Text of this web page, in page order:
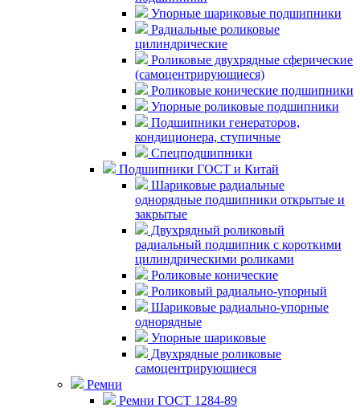
Упорные шариковые подшипники
Радиальные роликовые
цилиндрические
Роликовые двухрядные сферические
(самоцентрирующиеся)
Роликовые конические подшипники
Упорные роликовые подшипники
Подшипники генераторов,
кондиционера, ступичные
Спецподшипники
Подшипники ГОСТ и Китай
Шариковые радиальные
однорядные подшипники открытые и
закрытые
Двухрядный роликовый
радиальный подшипник с короткими
цилиндрическими роликами
Роликовые конические
Роликовый радиально-упорный
Шариковые радиально-упорные
однорядные
Упорные шариковые
Двухрядные роликовые
самоцентрирующиеся
Ремни
Ремни ГОСТ 1284-89